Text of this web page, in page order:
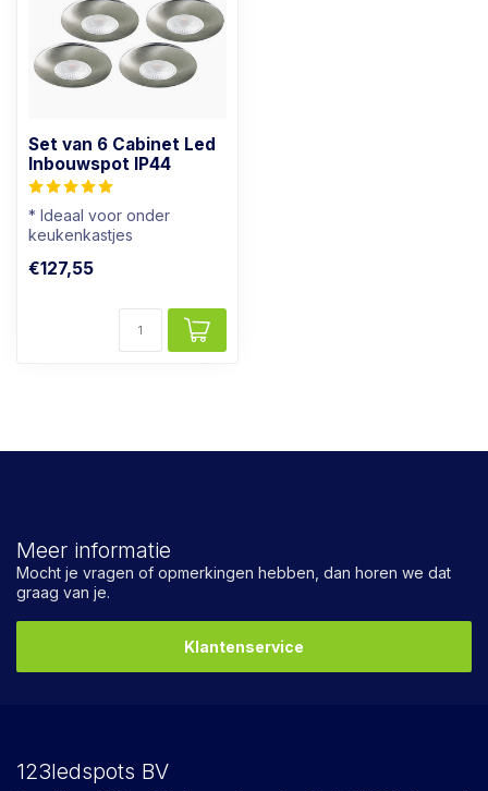
Set van 6 Cabinet Led
Inbouwspot IP44
* Ideaal voor onder
keukenkastjes
badkamers
€127,55
Meer informatie
Mocht je vragen of opmerkingen hebben, dan horen we dat
graag van je.
Klantenservice
123ledspots BV